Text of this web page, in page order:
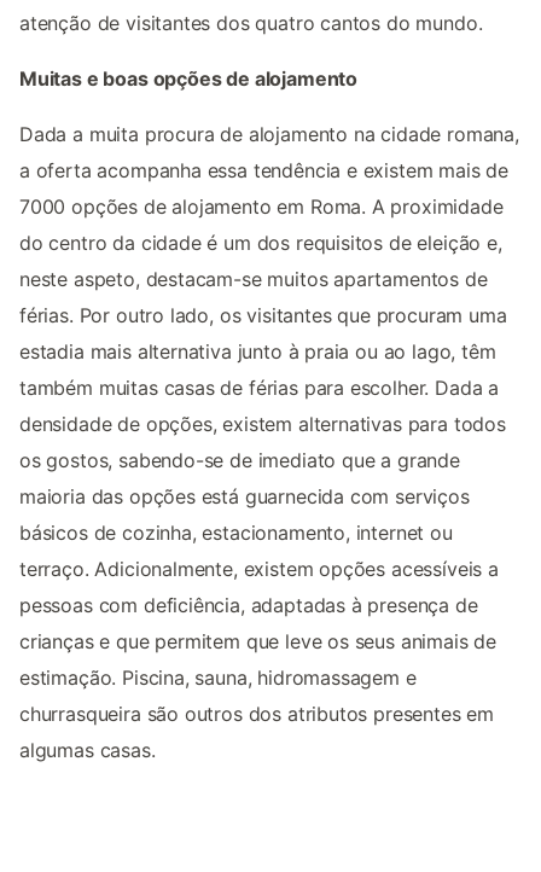
atenção de visitantes dos quatro cantos do mundo.
Muitas e boas opções de alojamento
Dada a muita procura de alojamento na cidade romana,
a oferta acompanha essa tendência e existem mais de
7000 opções de alojamento em Roma. A proximidade
do centro da cidade é um dos requisitos de eleição e,
neste aspeto, destacam-se muitos apartamentos de
férias. Por outro lado, os visitantes que procuram uma
estadia mais alternativa junto à praia ou ao lago, têm
também muitas casas de férias para escolher. Dada a
densidade de opções, existem alternativas para todos
os gostos, sabendo-se de imediato que a grande
maioria das opções está guarnecida com serviços
básicos de cozinha, estacionamento, internet ou
terraço. Adicionalmente, existem opções acessíveis a
pessoas com deficiência, adaptadas à presença de
crianças e que permitem que leve os seus animais de
estimação. Piscina, sauna, hidromassagem e
churrasqueira são outros dos atributos presentes em
algumas casas.